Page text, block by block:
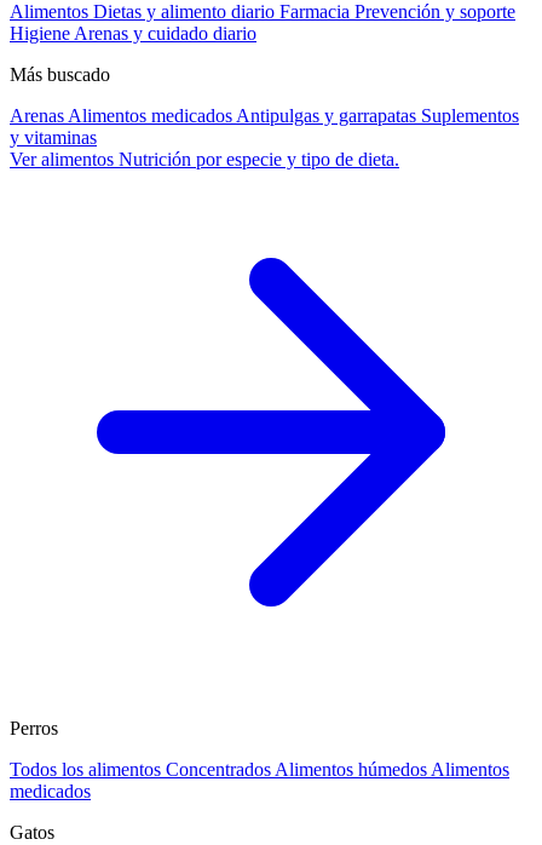
Alimentos Dietas y alimento diario Farmacia Prevención y soporte
Higiene Arenas y cuidado diario
Más buscado
Arenas Alimentos medicados Antipulgas y garrapatas Suplementos
y vitaminas
Ver alimentos Nutrición por especie y tipo de dieta.
Perros
Todos los alimentos Concentrados Alimentos húmedos Alimentos
medicados
Gatos